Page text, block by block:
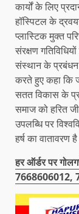
कार्यों के लिए
हॉस्पिटल के
प्लास्टिक मुक्त
संरक्षण
संस्थान के प्रबंधन
करते हुए कहा कि
सतत विकास के
समाज को हरित
उपलब्धि पर
हर्ष का वातावरण
हर ऑर्डर पर
7668606012,